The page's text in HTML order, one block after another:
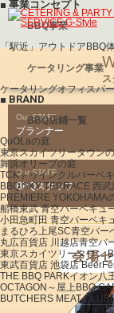
■ 事業コンセプト
BBQ事業
「駅近」アウトドアBBQ
ケータリング事業
ケータリングオフィスパ
■ BRAND
BBQ店鋪一覧
QuOLaの庭
東京スカイツリータウン
舞浜オリーブの庭
TCKトゥインクルバーベ
BBQ SKY TERRACE 西武
PREMIERE YOKOHAMA
船橋東武青空バーベキュ
小田急町田 青空バーベキ
まるひろ上尾SC青空バー
丸広百貨店 川越店青空バ
東京スカイツリータウン
東武百貨店 池袋店
THE BBQ PARKイオン八
OCTAGON ～屋上BBQ
BUTCHERS MEAT CLUB
Our STAFF
プランナー
Our STAFF
BBQスタッフ
会場